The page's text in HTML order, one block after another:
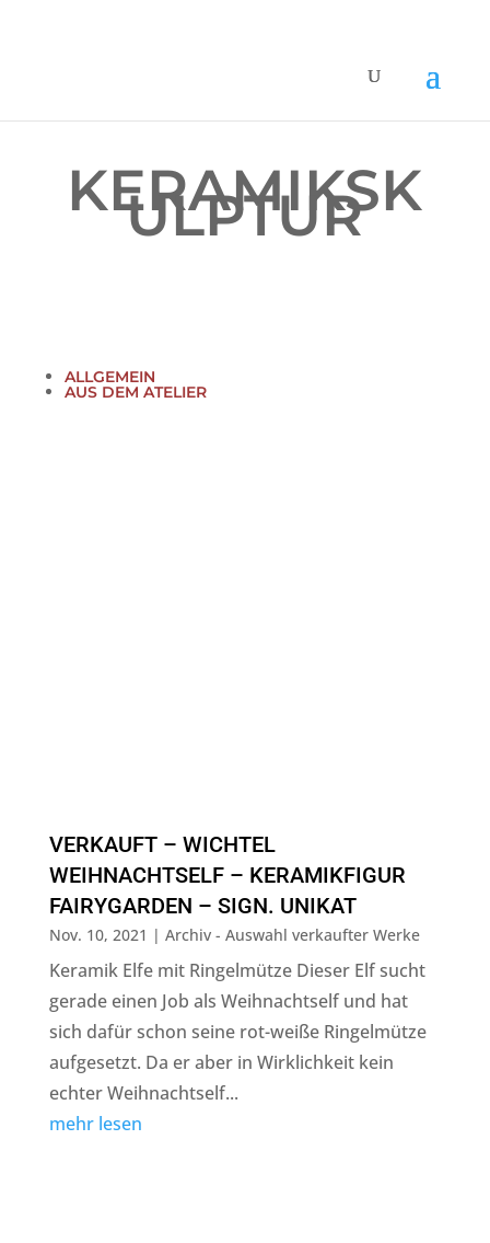
KERAMIKSK
ULPTUR
ALLGEMEIN
AUS DEM ATELIER
VERKAUFT – WICHTEL
WEIHNACHTSELF – KERAMIKFIGUR
FAIRYGARDEN – SIGN. UNIKAT
Nov. 10, 2021 | Archiv - Auswahl verkaufter Werke
Keramik Elfe mit Ringelmütze Dieser Elf sucht
gerade einen Job als Weihnachtself und hat
sich dafür schon seine rot-weiße Ringelmütze
aufgesetzt. Da er aber in Wirklichkeit kein
echter Weihnachtself...
mehr lesen